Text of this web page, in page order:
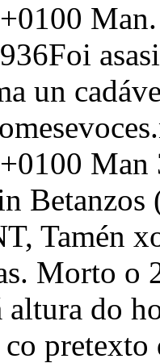
un
Man
Tamén
Morto o
altura do
pretexto